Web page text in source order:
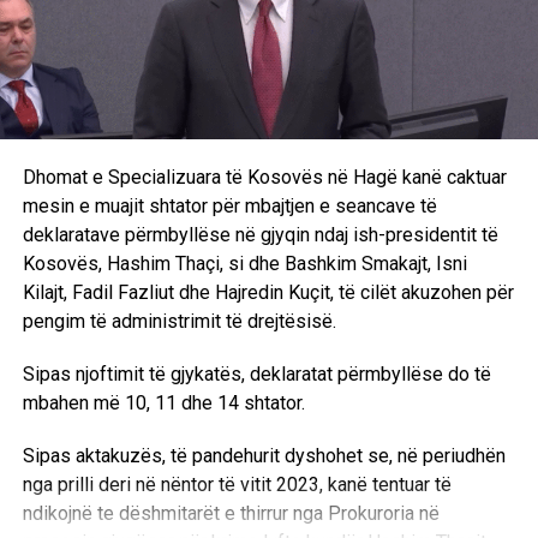
Dhomat e Specializuara të Kosovës në Hagë kanë caktuar
mesin e muajit shtator për mbajtjen e seancave të
deklaratave përmbyllëse në gjyqin ndaj ish-presidentit të
Kosovës, Hashim Thaçi, si dhe Bashkim Smakajt, Isni
Kilajt, Fadil Fazliut dhe Hajredin Kuçit, të cilët akuzohen për
pengim të administrimit të drejtësisë.
Sipas njoftimit të gjykatës, deklaratat përmbyllëse do të
mbahen më 10, 11 dhe 14 shtator.
Sipas aktakuzës, të pandehurit dyshohet se, në periudhën
nga prilli deri në nëntor të vitit 2023, kanë tentuar të
ndikojnë te dëshmitarët e thirrur nga Prokuroria në